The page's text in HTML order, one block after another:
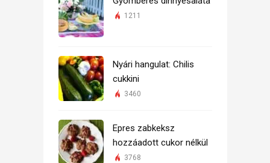
1211
Nyári hangulat: Chilis
cukkini
3460
Epres zabkeksz
hozzáadott cukor nélkül
3768